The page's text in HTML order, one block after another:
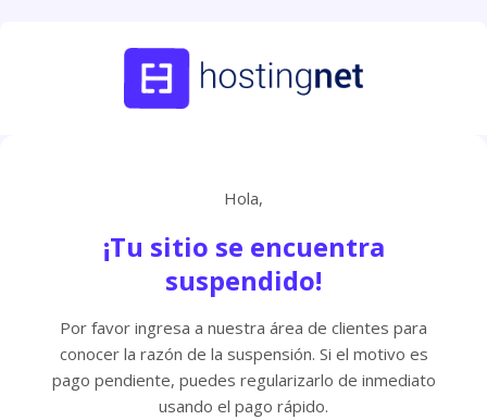
Hola,
¡Tu sitio se encuentra
suspendido!
Por favor ingresa a nuestra área de clientes para
conocer la razón de la suspensión. Si el motivo es
pago pendiente, puedes regularizarlo de inmediato
usando el pago rápido.